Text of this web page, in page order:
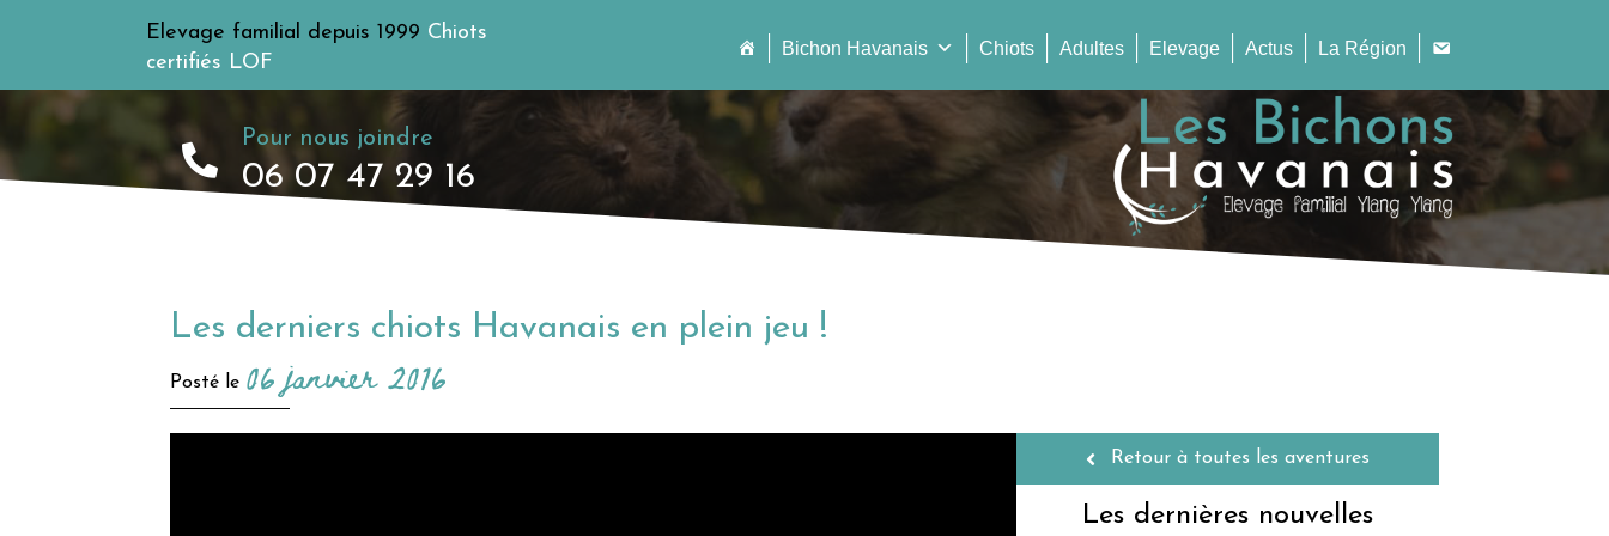
Elevage familial depuis 1999 Chiots
certifiés LOF
Bichon Havanais Chiots Adultes Elevage Actus La Région
Pour nous joindre
06 07 47 29 16
Les derniers chiots Havanais en plein jeu !
Posté le 06 janvier 2016
Retour à toutes les aventures
Les dernières nouvelles